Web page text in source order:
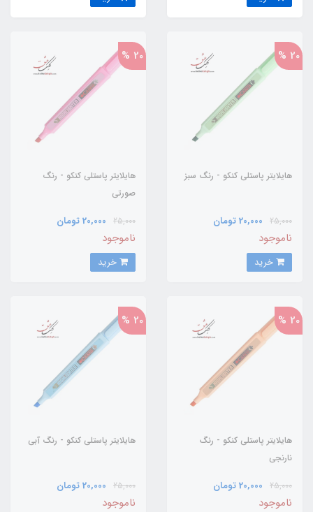
20 %
هایلایتر پاستلی کنکو - رنگ سبز
25,000 20,000 تومان
ناموجود
20 %
هایلایتر پاستلی کنکو - رنگ
صورتی
25,000 20,000 تومان
ناموجود
20 %
هایلایتر پاستلی کنکو - رنگ
نارنجی
25,000 20,000 تومان
ناموجود
20 %
هایلایتر پاستلی کنکو - رنگ آبی
25,000 20,000 تومان
ناموجود